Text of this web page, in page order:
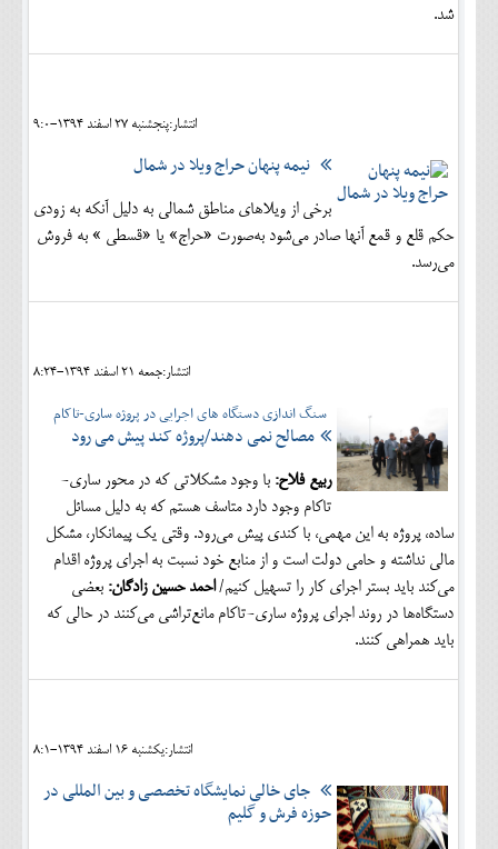
شد.
انتشار:پنجشنبه 27 اسفند 1394-9:0
نیمه پنهان حراج ویلا در شمال
برخی از ویلاهای مناطق شمالی به دلیل آنکه به زودی
حکم قلع و قمع آنها صادر می‌شود به‌صورت «حراج» یا «قسطی » به فروش
می‌رسد.
انتشار:جمعه 21 اسفند 1394-8:24
سنگ اندازی دستگاه های اجرایی در پروژه ساری-تاکام
مصالح نمی دهند/پروژه کند پیش می رود
ربیع فلاح: با وجود مشکلاتی که در محور ساری-
تاکام وجود دارد متاسف هستم که به دلیل مسائل
ساده، پروژه به این مهمی، با کندی پیش می‌رود. وقتی یک پیمانکار، مشکل
مالی نداشته و حامی دولت است و از منابع خود نسبت به اجرای پروژه اقدام
می‌کند باید بستر اجرای کار را تسهیل کنیم/احمد حسین زادگان: بعضی
دستگاه‌ها در روند اجرای پروژه ساری-تاکام مانع‌تراشی می‌کنند در حالی که
باید همراهی کنند.
انتشار:يکشنبه 16 اسفند 1394-8:1
جای خالی نمایشگاه تخصصی و بین المللی در
حوزه فرش و گلیم